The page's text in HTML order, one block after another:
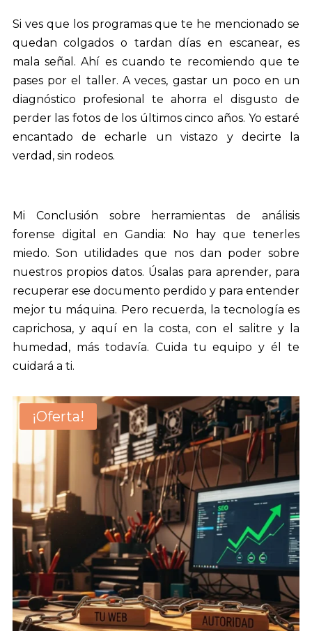
Si ves que los programas que te he mencionado se
quedan colgados o tardan días en escanear, es
mala señal. Ahí es cuando te recomiendo que te
pases por el taller. A veces, gastar un poco en un
diagnóstico profesional te ahorra el disgusto de
perder las fotos de los últimos cinco años. Yo estaré
encantado de echarle un vistazo y decirte la
verdad, sin rodeos.
Mi Conclusión sobre herramientas de análisis
forense digital en Gandia: No hay que tenerles
miedo. Son utilidades que nos dan poder sobre
nuestros propios datos. Úsalas para aprender, para
recuperar ese documento perdido y para entender
mejor tu máquina. Pero recuerda, la tecnología es
caprichosa, y aquí en la costa, con el salitre y la
humedad, más todavía. Cuida tu equipo y él te
cuidará a ti.
¡Oferta!